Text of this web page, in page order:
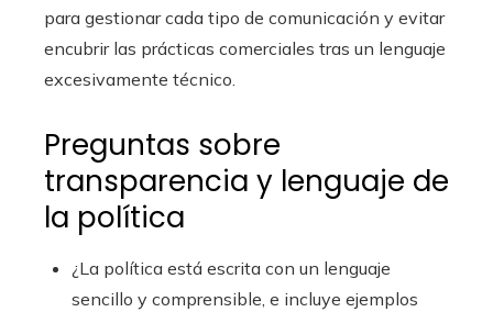
para gestionar cada tipo de comunicación y evitar
encubrir las prácticas comerciales tras un lenguaje
excesivamente técnico.
Preguntas sobre
transparencia y lenguaje de
la política
¿La política está escrita con un lenguaje
sencillo y comprensible, e incluye ejemplos